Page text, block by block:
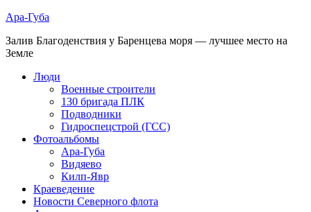
Ара-Губа
Залив Благоденствия у Баренцева моря — лучшее место на
Земле
Люди
Военные строители
130 бригада ПЛК
Подводники
Гидроспецстрой (ГСС)
Фотоальбомы
Ара-Губа
Видяево
Килп-Явр
Краеведение
Новости Северного флота